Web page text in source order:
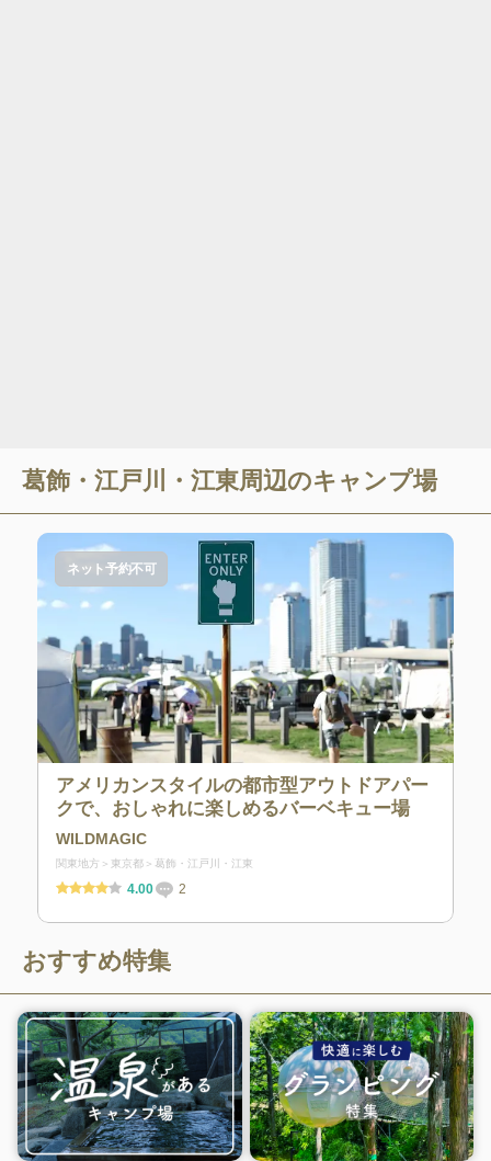
葛飾・江戸川・江東周辺のキャンプ場
ネット予約不可
アメリカンスタイルの都市型アウトドアパー
クで、おしゃれに楽しめるバーベキュー場
WILDMAGIC
関東地方 東京都 葛飾・江戸川・江東
4.00 2
おすすめ特集